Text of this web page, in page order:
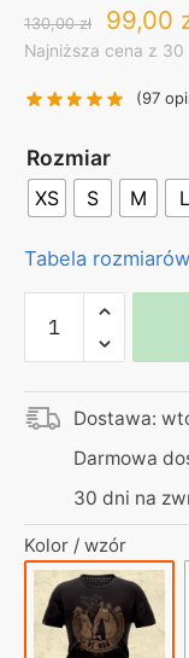
130,00zł
Original
price
130,00 zł.
99,00
Najniższa cena z
(97
Rozmiar
XS S M L
Tabela rozmiarów
Koszulka
czarna
–
wyglądamDostawa:
Darmowa
30 dni na
Kolor / wzór